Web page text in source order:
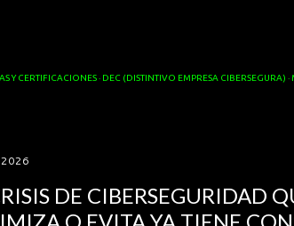
Y CERTIFICACIONES DEC (DISTINTIVO EMPRESA CIBERSEGURA)
DE CIBERSEGURIDAD